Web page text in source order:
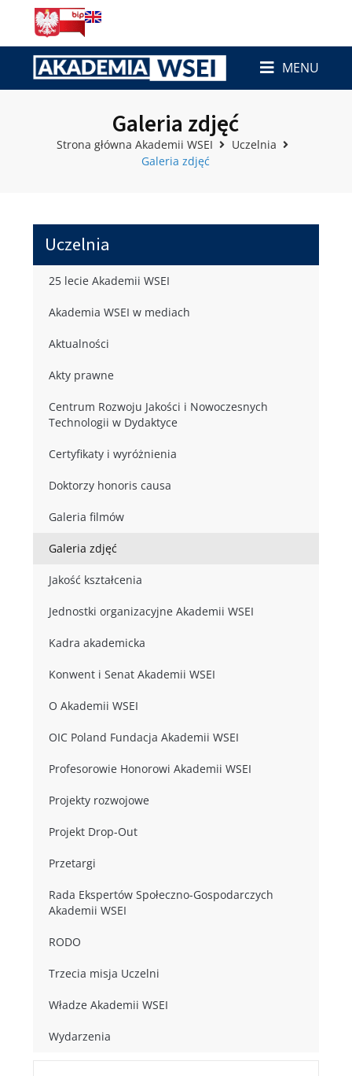
MENU
Galeria zdjęć
Strona główna Akademii WSEI
Uczelnia
Galeria zdjęć
Uczelnia
25 lecie Akademii WSEI
Akademia WSEI w mediach
Aktualności
Akty prawne
Centrum Rozwoju Jakości i Nowoczesnych
Technologii w Dydaktyce
Certyfikaty i wyróżnienia
Doktorzy honoris causa
Galeria filmów
Galeria zdjęć
Jakość kształcenia
Jednostki organizacyjne Akademii WSEI
Kadra akademicka
Konwent i Senat Akademii WSEI
O Akademii WSEI
OIC Poland Fundacja Akademii WSEI
Profesorowie Honorowi Akademii WSEI
Projekty rozwojowe
Projekt Drop-Out
Przetargi
Rada Ekspertów Społeczno-Gospodarczych
Akademii WSEI
RODO
Trzecia misja Uczelni
Władze Akademii WSEI
Wydarzenia